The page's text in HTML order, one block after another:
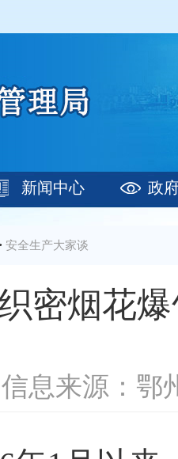
新闻中心 政
安全生产大家谈
密烟花
信息来源：鄂